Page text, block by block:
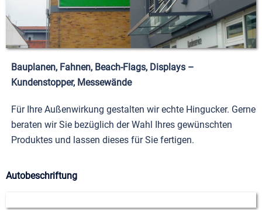
Bauplanen, Fahnen, Beach-Flags, Displays –
Kundenstopper, Messewände
Für Ihre Außenwirkung gestalten wir echte Hingucker. Gerne
beraten wir Sie bezüglich der Wahl Ihres gewünschten
Produktes und lassen dieses für Sie fertigen.
Autobeschriftung